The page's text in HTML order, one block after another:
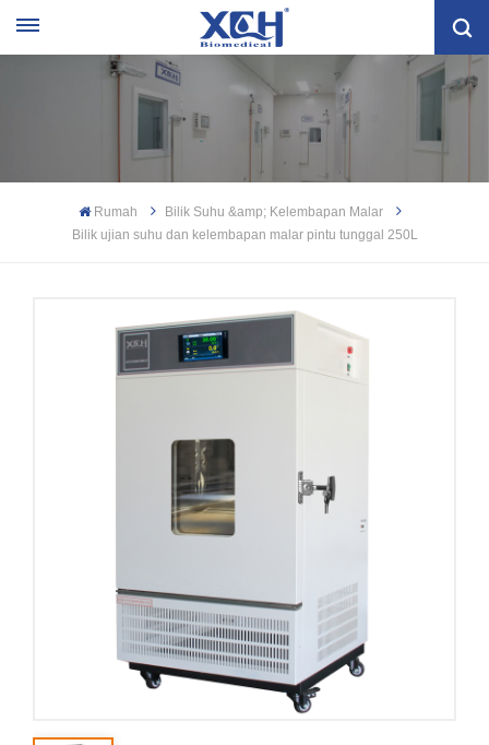
Rumah
Bilik Suhu &amp; Kelembapan Malar
Bilik ujian suhu dan kelembapan malar pintu tunggal 250L